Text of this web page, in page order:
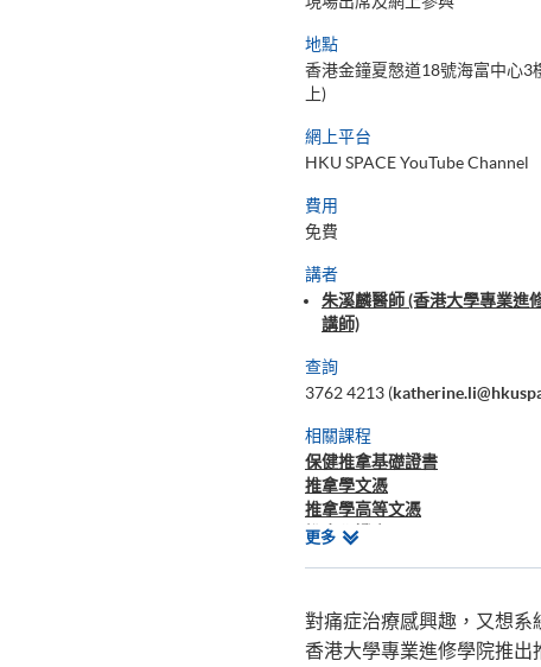
地點
香港金鐘夏慤道18號海富中心3
上)
網上平台
HKU SPACE YouTube Channel
費用
免費
講者
朱溪麟醫師 (香港大學專業進
講師)
查詢
3762 4213 (
相關課程
保健推拿基礎證書
推拿學文憑
推拿學高等文憑
推拿學證書
更多相
對痛症治療感興趣，又想系
香港大學專業進修學院推